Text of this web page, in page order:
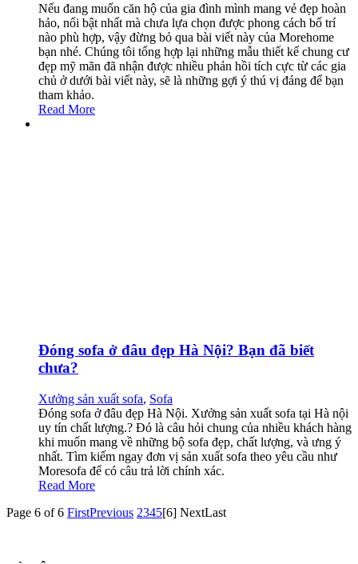
Nếu đang muốn căn hộ của gia đình mình mang vẻ đẹp hoàn
hảo, nổi bật nhất mà chưa lựa chọn được phong cách bố trí
nào phù hợp, vậy đừng bỏ qua bài viết này của Morehome
bạn nhé. Chúng tôi tổng hợp lại những mẫu thiết kế chung cư
đẹp mỹ mãn đã nhận được nhiều phản hồi tích cực từ các gia
chủ ở dưới bài viết này, sẽ là những gợi ý thú vị đáng để bạn
tham khảo.
Read More
Đóng sofa ở đâu đẹp Hà Nội? Bạn đã biết
chưa?
Xưởng sản xuất sofa, Sofa
Đóng sofa ở đâu đẹp Hà Nội. Xưởng sản xuất sofa tại Hà nội
uy tín chất lượng.? Đó là câu hỏi chung của nhiều khách hàng
khi muốn mang về những bộ sofa đẹp, chất lượng, và ưng ý
nhất. Tìm kiếm ngay đơn vị sản xuất sofa theo yêu cầu như
Moresofa để có câu trả lời chính xác.
Read More
Page 6 of 6 FirstPrevious 2345[6] NextLast